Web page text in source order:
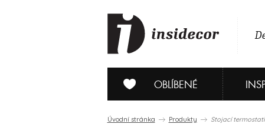
OBLÍBENÉ
Úvodní stránka Produkty Stojací